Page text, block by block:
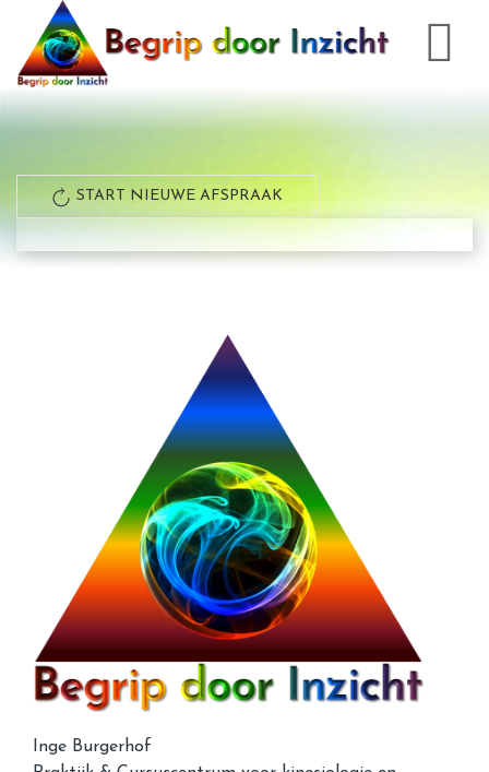
START NIEUWE AFSPRAAK
Inge Burgerhof